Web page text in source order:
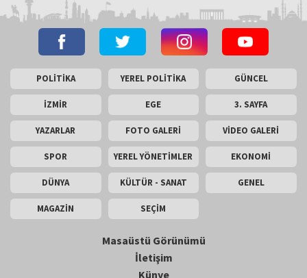
POLİTİKA YEREL POLİTİKA GÜNCEL
İZMİR EGE 3. SAYFA
YAZARLAR FOTO GALERİ VİDEO GALERİ
SPOR YEREL YÖNETİMLER EKONOMİ
DÜNYA KÜLTÜR - SANAT GENEL
MAGAZİN SEÇİM
Masaüstü Görünümü
İletişim
Künye